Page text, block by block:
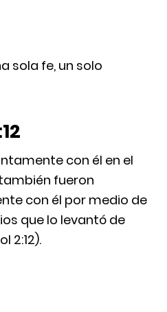
sola fe, un solo
con él en el
fueron
con él por medio de
que lo levantó de
2:12).